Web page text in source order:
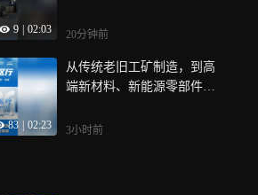
9 02:03
判处四年有期徒刑并处罚
络从来不是法外之地
20分钟前
83 02:23
从传统老旧工矿制造，到高
端新材料、新能源零部件多
托资源发展的热土，正以科
3小时前